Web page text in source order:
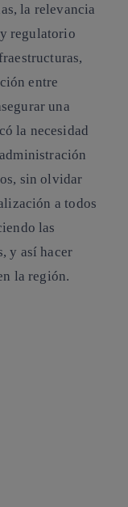
la relevancia
regulatorio
entre
una
la necesidad
sin olvidar
a todos
las
y así hacer
la región.